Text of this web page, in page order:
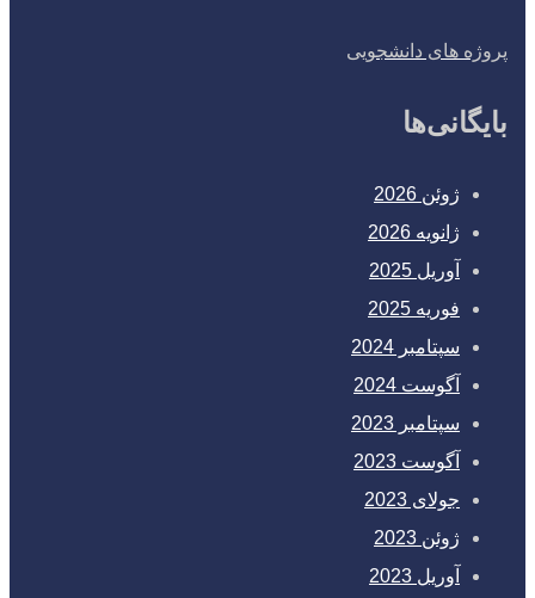
پروژه های دانشجویی
بایگانی‌ها
ژوئن 2026
ژانویه 2026
آوریل 2025
فوریه 2025
سپتامبر 2024
آگوست 2024
سپتامبر 2023
آگوست 2023
جولای 2023
ژوئن 2023
آوریل 2023